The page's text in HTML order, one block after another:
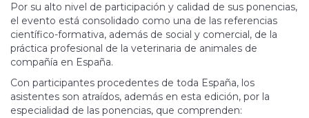
Por su alto nivel de participación y calidad de sus ponencias,
el evento está consolidado como una de las referencias
científico-formativa, además de social y comercial, de la
práctica profesional de la veterinaria de animales de
compañía en España.
Con participantes procedentes de toda España, los
asistentes son atraídos, además en esta edición, por la
especialidad de las ponencias, que comprenden: